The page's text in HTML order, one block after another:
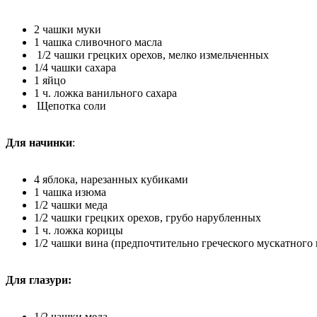
2 чашки муки
1 чашка сливочного масла
1/2 чашки грецких орехов, мелко измельченных
1/4 чашки сахара
1 яйцо
1 ч. ложка ванильного сахара
Щепотка соли
Для начинки:
4 яблока, нарезанных кубиками
1 чашка изюма
1/2 чашки меда
1/2 чашки грецких орехов, грубо нарубленных
1 ч. ложка корицы
1/2 чашки вина (предпочтительно греческого мускатного
Для глазури: